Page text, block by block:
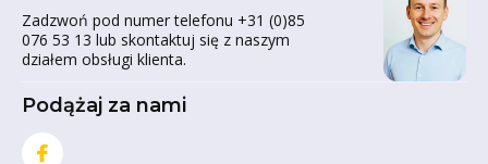
Czy nośność podana przy
produkcie dotyczy jednego
Zadzwoń pod numer telefonu +31 (0)85
076 53 13 lub skontaktuj się z naszym
działem obsługi klienta.
Podążaj za nami